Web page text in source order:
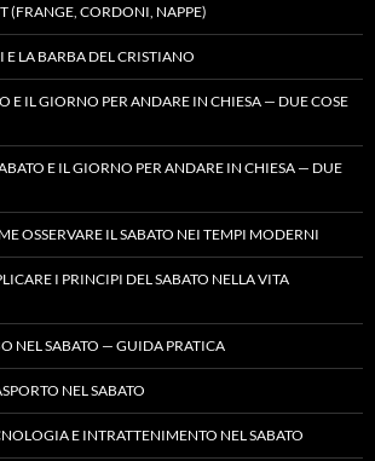
(FRANGE, CORDONI, NAPPE)
E LA BARBA DEL CRISTIANO
E IL GIORNO PER ANDARE IN CHIESA — DUE COSE
E IL GIORNO PER ANDARE IN CHIESA — DUE
OSSERVARE IL SABATO NEI TEMPI MODERNI
I PRINCIPI DEL SABATO NELLA VITA
NEL SABATO — GUIDA PRATICA
NEL SABATO
E INTRATTENIMENTO NEL SABATO